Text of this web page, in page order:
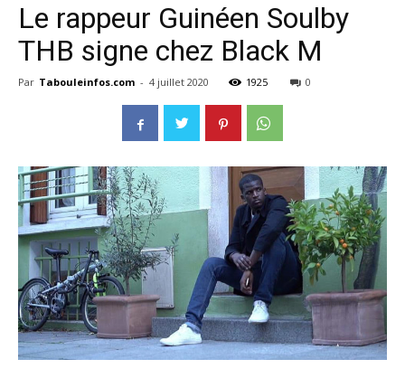
Le rappeur Guinéen Soulby
THB signe chez Black M
Par Tabouleinfos.com - 4 juillet 2020 1925 0